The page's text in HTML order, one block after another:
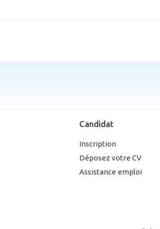
Candidat
Inscription
Déposez votre CV
Assistance emploi